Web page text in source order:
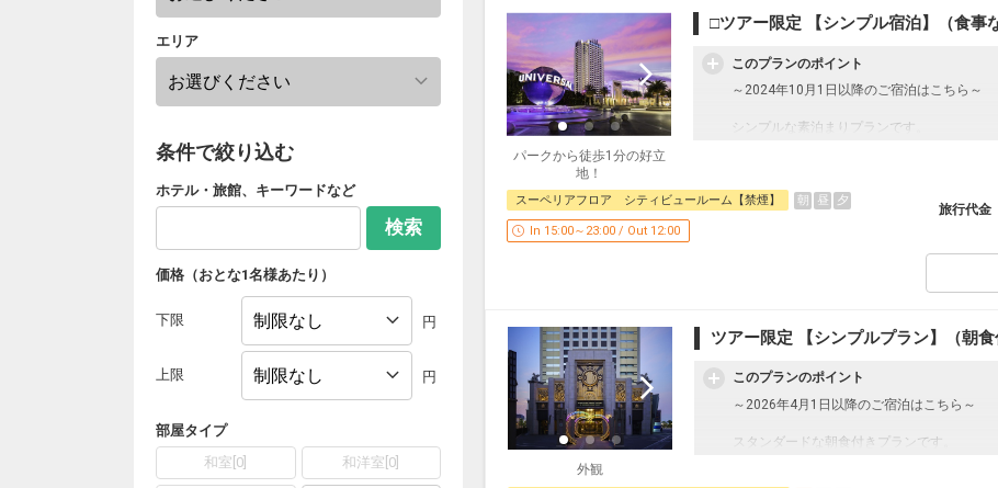
エリア
条件で絞り込む
ホテル・旅館、キーワードなど
検索
価格（おとな1名様あたり）
下限 円
上限 円
部屋タイプ
和室 0 和洋室 0
パークから徒歩1分の好立
地！
□ツアー限定 【シンプル宿泊】（食事
このプランのポイント
～2024年10月1日以降のご宿泊はこちら～
シンプルな素泊まりプランです。
パークで見た夢の続きを是非このホテルで
○画像は一例です。お部屋のデザインはお選
○全室加湿機能付空気清浄機完備
○チェックイン／15:00 チェックアウト／
■ユニバーサル・スタジオ・ジャパンから徒
設定期間：2024年10月1日～2027年7月31日
スーペリアフロア シティビュールーム【禁煙】 朝 昼 夕
In 15:00～23:00 / Out 12:00
旅行代金
外観
ツアー限定 【シンプルプラン】（朝
このプランのポイント
～2026年4月1日以降のご宿泊はこちら～
スタンダードな朝食付きプランです。